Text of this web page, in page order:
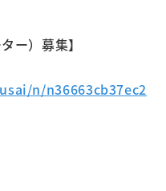
ー）募集】
n/n36663cb37ec2